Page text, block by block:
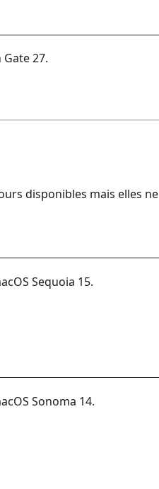
27.
disponibles mais elles ne
Sequoia 15.
Sonoma 14.